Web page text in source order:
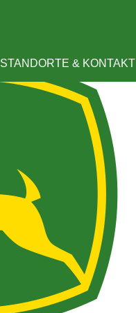
STANDORTE & KONTAKT